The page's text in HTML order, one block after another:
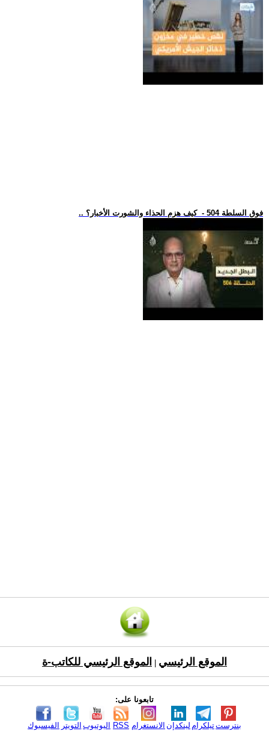
.. فوق السلطة 504 - كيف هزم الحذاء والشورت الأخبار؟
الموقع الرئيسي الموقع الرئيسي للكاتب-ة
تابعونا على:
الفيسبوك التويتر اليوتيوب RSS الانستغرام لينكدإن تيلكرامبنترست